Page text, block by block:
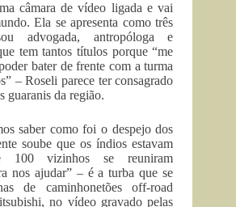
câmara de vídeo ligada e vai
Ela se apresenta como três
advogada, antropóloga e
tem tantos títulos porque “me
bater de frente com a turma
– Roseli parece ter consagrado
guaranis da região.
saber como foi o despejo dos
soube que os índios estavam
vizinhos se reuniram
nos ajudar” – é a turba que se
de caminhonetões off-road
no vídeo gravado pelas